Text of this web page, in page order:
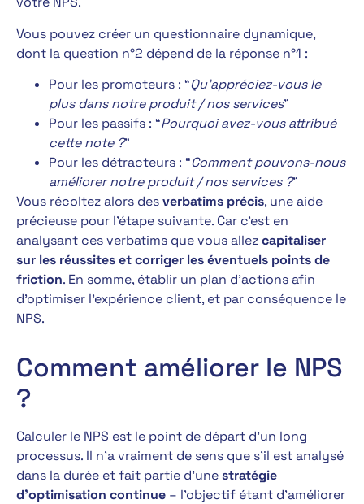
Vous pouvez créer un questionnaire dynamique,
dont la question n°2 dépend de la réponse n°1 :
Pour les promoteurs : “Qu’appréciez-vous le
plus dans notre produit / nos services”
Pour les passifs : “Pourquoi avez-vous attribué
cette note ?”
Pour les détracteurs : “Comment pouvons-nous
améliorer notre produit / nos services ?”
Vous récoltez alors desverbatims précis, une aide
précieuse pour l’étape suivante. Car c’est en
analysant ces verbatims que vous allezcapitaliser
sur les réussites et corriger les éventuels points de
friction. En somme, établir un plan d’actions afin
d’optimiser l’expérience client, et par conséquence le
NPS.
Comment améliorer le NPS
?
Calculer le NPS est le point de départ d’un long
processus. Il n’a vraiment de sens que s’il est analysé
dans la durée et fait partie d’unestratégie
d’optimisation continue – l’objectif étant d’améliorer